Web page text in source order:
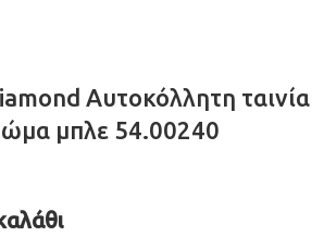
Αυτοκόλλητη ταινία
μπλε 54.00240